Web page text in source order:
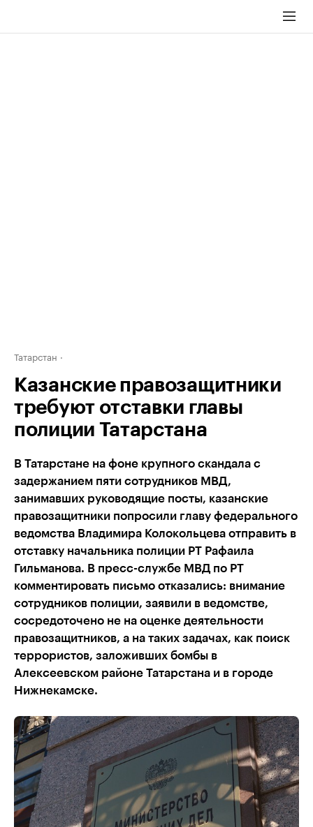
Татарстан
Казанские правозащитники
требуют отставки главы
полиции Татарстана
В Татарстане на фоне крупного скандала с
задержанием пяти сотрудников МВД,
занимавших руководящие посты, казанские
правозащитники попросили главу федерального
ведомства Владимира Колокольцева отправить в
отставку начальника полиции РТ Рафаила
Гильманова. В пресс-службе МВД по РТ
комментировать письмо отказались: внимание
сотрудников полиции, заявили в ведомстве,
сосредоточено не на оценке деятельности
правозащитников, а на таких задачах, как поиск
террористов, заложивших бомбы в
Алексеевском районе Татарстана и в городе
Нижнекамске.